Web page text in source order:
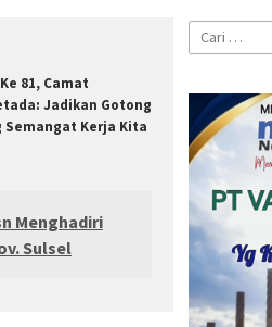
81, Camat
Jadikan Gotong
Semangat Kerja Kita
Menghadiri
Sulsel
Cari
untuk: